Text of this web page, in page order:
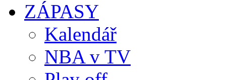
ZÁPASY
Kalendář
NBA v TV